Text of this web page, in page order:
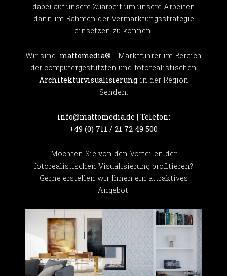
dabei auf unsere Zuarbeit um unsere Arbeiten
dann im Rahmen der Vermarktungsstrategie
einsetzen zu können.
Wir sind .mattomedia® - Marktführer im Bereich
der computergestützten und fotorealistischen
Architekturvisualisierungin der Region
Senden.
info@mattomedia.de | Telefon:
+49 (0) 711 / 21 72 49 500
Möchten Sie von den Vorteilen der
fotorealistischen Visualisierung profitieren?
Gerne erstellen wir Ihnen ein attraktives
Angebot.